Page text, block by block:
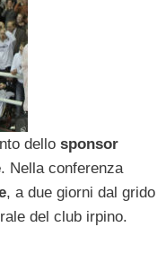
dello sponsor
. Nella conferenza
, a due giorni dal grido
del club irpino.